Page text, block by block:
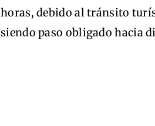
horas, debido al tránsito
siendo paso obligado hacia